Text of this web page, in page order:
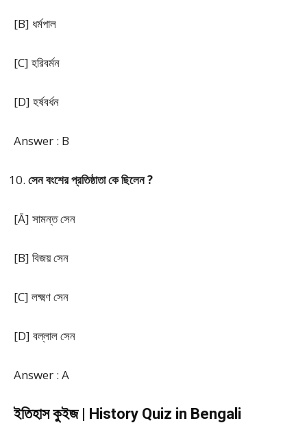
[B] ধর্মপাল
[C] হরিবর্মন
[D] হর্ষবর্ধন
Answer : B
সেন বংশের প্রতিষ্ঠাতা কে ছিলেন ?
[Ā] সামন্ত সেন
[B] বিজয় সেন
[C] লক্ষ্মণ সেন
[D] বল্লাল সেন
Answer : A
ইতিহাস কুইজ | History Quiz in Bengali